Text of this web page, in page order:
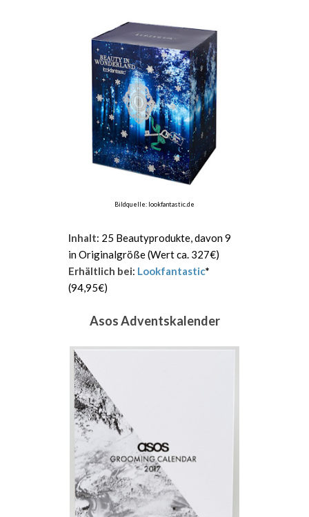
Bildquelle: lookfantastic.de
Inhalt: 25 Beautyprodukte, davon 9
in Originalgröße (Wert ca. 327€)
Erhältlich bei: Lookfantastic*
(94,95€)
Asos Adventskalender